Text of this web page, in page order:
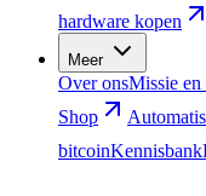
hardware kopen
Meer
Over onsMissie en
Shop
bitcoinKennisbank